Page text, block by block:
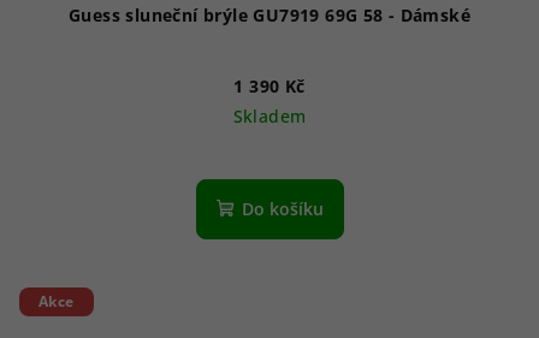
Guess sluneční brýle GU7919 69G 58 - Dámské
1 390 Kč
Skladem
Do košíku
Akce